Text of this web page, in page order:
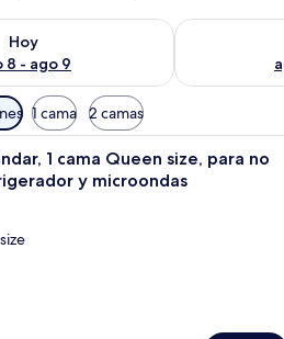
Hoy
8 - ago 9
para hoy ago 8 - ago 9
Consulta la
1 cama 2 camas
Una habitación de hotel con
1 cama Queen size, para no
y microondas